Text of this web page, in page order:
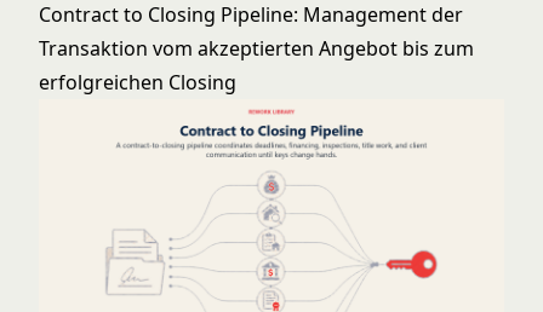
Contract to Closing Pipeline: Management der
Transaktion vom akzeptierten Angebot bis zum
erfolgreichen Closing